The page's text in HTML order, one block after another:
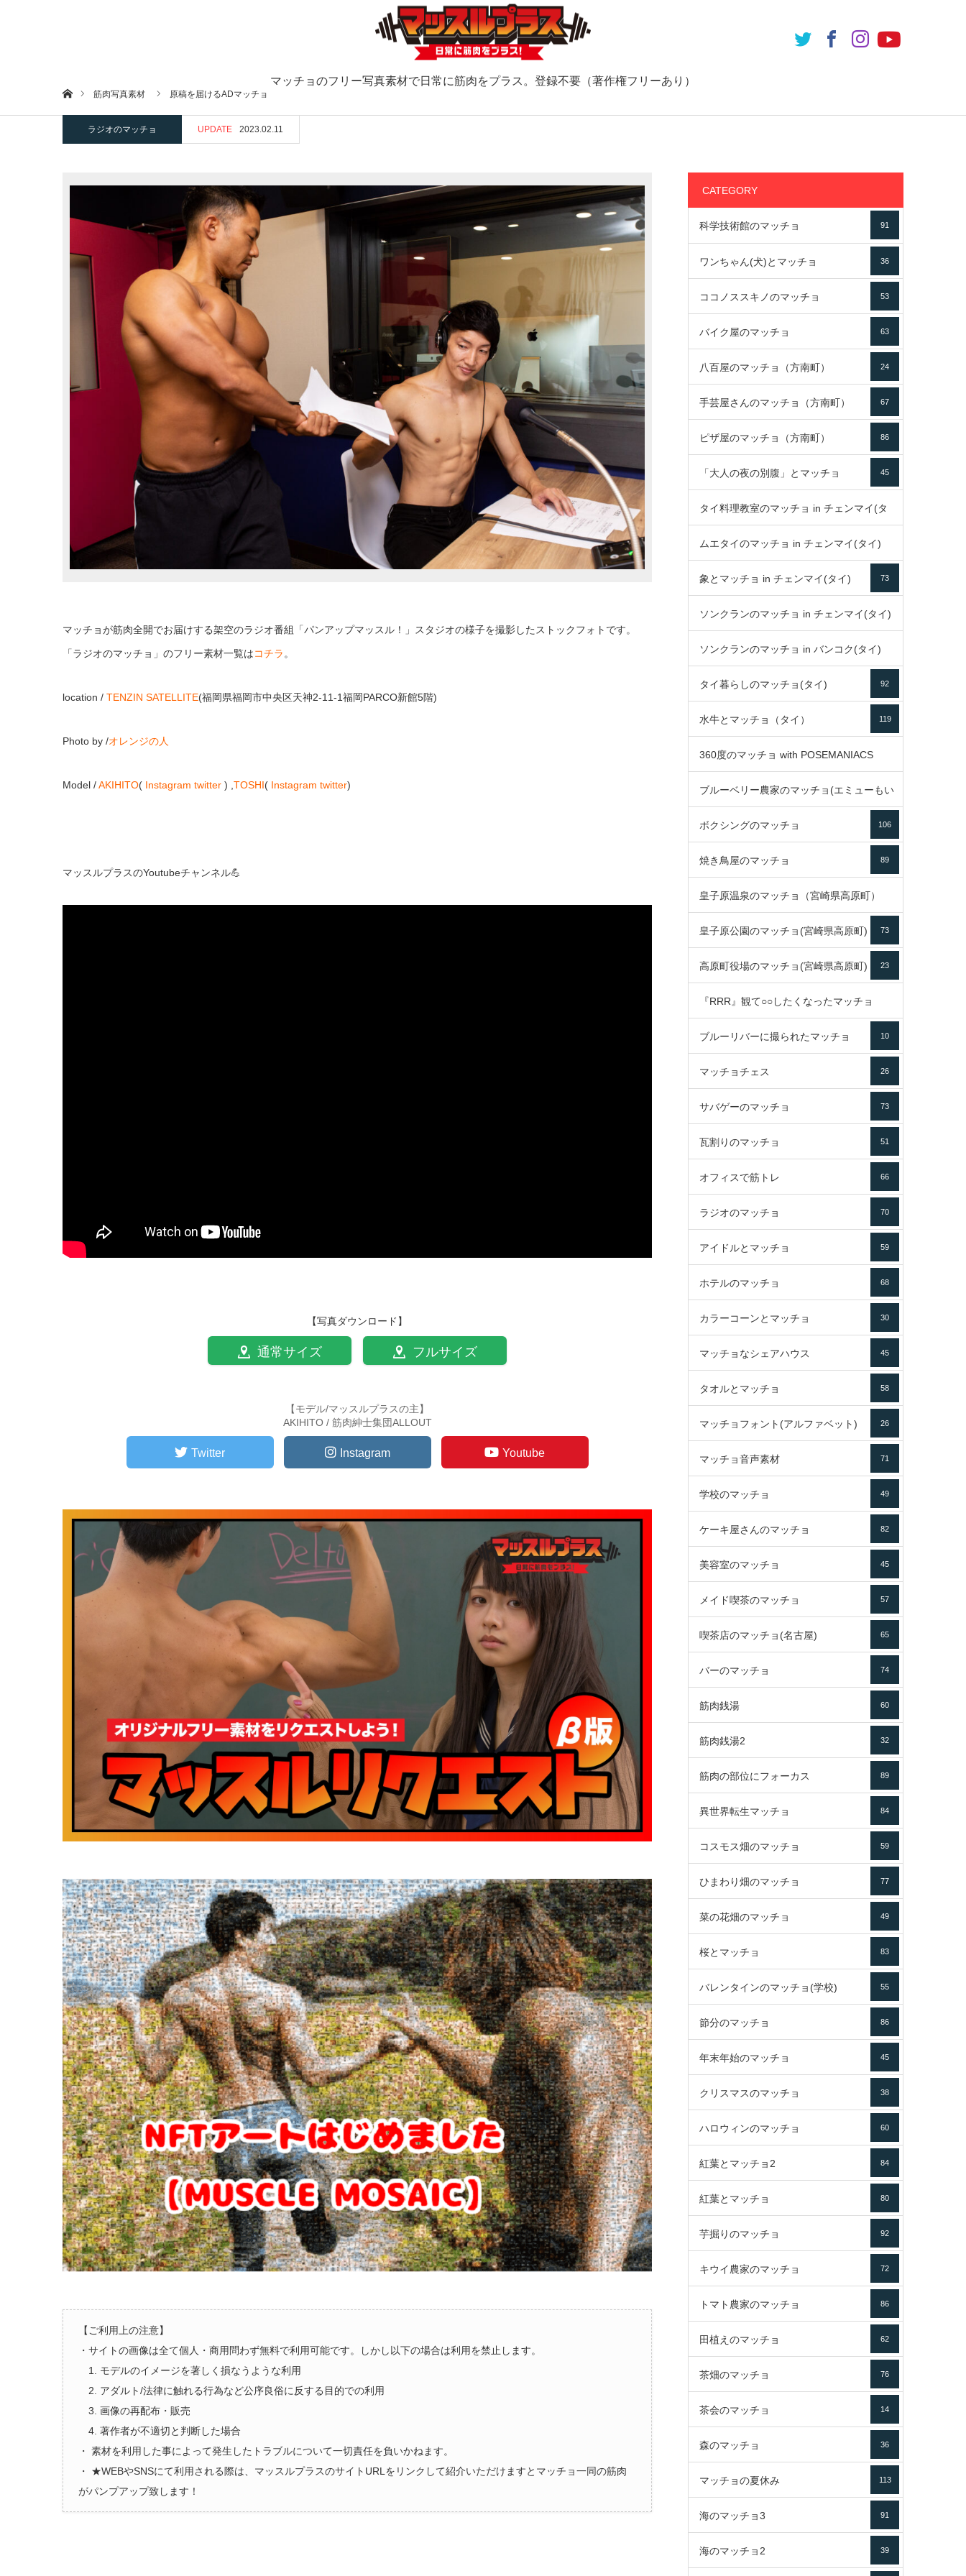
マッチョのフリー写真素材で日常に筋肉をプラス。登録不要（著作権フリーあり）
ホーム筋肉写真素材 原稿を届けるADマッチョ
ラジオのマッチョ UPDATE 2023.02.11
マッチョが筋肉全開でお届けする架空のラジオ番組「パンアップマッスル！」スタジオの様子を撮影したストックフォトです。
「ラジオのマッチョ」のフリー素材一覧はコチラ 。
location / TENZIN SATELLITE(福岡県福岡市中央区天神2-11-1福岡PARCO新館5階)
Photo by /オレンジの人
Model /AKIHITO( Instagram twitter ) , TOSHI( Instagram twitter)
マッスルプラスのYoutubeチャンネル💪
【写真ダウンロード】
通常サイズ フルサイズ
【モデル/マッスルプラスの主】
AKIHITO / 筋肉紳士集団ALLOUT
Twitter Instagram Youtube
【ご利用上の注意】
・サイトの画像は全て個人・商用問わず無料で利用可能です。しかし以下の場合は利用を禁止します。
1. モデルのイメージを著しく損なうような利用
2. アダルト/法律に触れる行為など公序良俗に反する目的での利用
3. 画像の再配布・販売
4. 著作者が不適切と判断した場合
・ 素材を利用した事によって発生したトラブルについて一切責任を負いかねます。
・ ★WEBやSNSにて利用される際は、マッスルプラスのサイトURLをリンクして紹介いただけますとマッチョ一同の筋肉
がパンプアップ致します！
CATEGORY
科学技術館のマッチョ 91
ワンちゃん(犬)とマッチョ 36
ココノススキノのマッチョ 53
バイク屋のマッチョ 63
八百屋のマッチョ（方南町） 24
手芸屋さんのマッチョ（方南町） 67
ピザ屋のマッチョ（方南町） 86
「大人の夜の別腹」とマッチョ 45
タイ料理教室のマッチョ in チェンマイ(タ
イ)
ムエタイのマッチョ in チェンマイ(タイ)
79
象とマッチョ in チェンマイ(タイ) 73
ソンクランのマッチョ in チェンマイ(タイ)
ソンクランのマッチョ in バンコク(タイ)
85
タイ暮らしのマッチョ(タイ) 92
水牛とマッチョ（タイ） 119
360度のマッチョ with POSEMANIACS
49
ブルーベリー農家のマッチョ(エミューもい
るよ) 72
ボクシングのマッチョ 106
焼き鳥屋のマッチョ 89
皇子原温泉のマッチョ（宮崎県高原町）
133
皇子原公園のマッチョ(宮崎県高原町) 73
高原町役場のマッチョ(宮崎県高原町) 23
『RRR』観て○○したくなったマッチョ
16
ブルーリバーに撮られたマッチョ 10
マッチョチェス 26
サバゲーのマッチョ 73
瓦割りのマッチョ 51
オフィスで筋トレ 66
ラジオのマッチョ 70
アイドルとマッチョ 59
ホテルのマッチョ 68
カラーコーンとマッチョ 30
マッチョなシェアハウス 45
タオルとマッチョ 58
マッチョフォント(アルファベット) 26
マッチョ音声素材 71
学校のマッチョ 49
ケーキ屋さんのマッチョ 82
美容室のマッチョ 45
メイド喫茶のマッチョ 57
喫茶店のマッチョ(名古屋) 65
バーのマッチョ 74
筋肉銭湯 60
筋肉銭湯2 32
筋肉の部位にフォーカス 89
異世界転生マッチョ 84
コスモス畑のマッチョ 59
ひまわり畑のマッチョ 77
菜の花畑のマッチョ 49
桜とマッチョ 83
バレンタインのマッチョ(学校) 55
節分のマッチョ 86
年末年始のマッチョ 45
クリスマスのマッチョ 38
ハロウィンのマッチョ 60
紅葉とマッチョ2 84
紅葉とマッチョ 80
芋掘りのマッチョ 92
キウイ農家のマッチョ 72
トマト農家のマッチョ 86
田植えのマッチョ 62
茶畑のマッチョ 76
茶会のマッチョ 14
森のマッチョ 36
マッチョの夏休み 113
海のマッチョ3 91
海のマッチョ2 39